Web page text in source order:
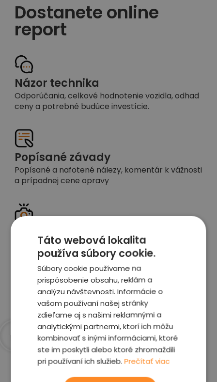
Dostanete online
report
Názor technika
Odporúčania, celkové hodnotenie vozidla, odhad
ceny a potrebné budúce investície.
Popísané závady
Popísané a nafotené nálezy, komentár k vážnosti
a prípadnej cene opravy
Celé auto z exteriéru aj interiéru nafotíme
vrátane závad a poškodení
Zobraziť report
Prečo sme najlepšia
voľba
Táto webová lokalita
používa súbory cookie.
Súbory cookie používame na
prispôsobenie obsahu, reklám a
analýzu návštevnosti. Informácie o
vašom používaní našej stránky
zdieľame aj s našimi reklamnými a
analytickými partnermi, ktorí ich môžu
kombinovať s inými informáciami, ktoré
ste im poskytli alebo ktoré zhromaždili
pri používaní ich služieb.Prečítať viac